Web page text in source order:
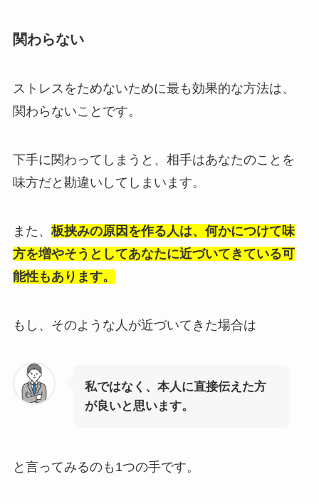
関わらない
ストレスをためないために最も効果的な方法は、
関わらないことです。
下手に関わってしまうと、相手はあなたのことを
味方だと勘違いしてしまいます。
また、 板挟みの原因を作る人は、何かにつけて味
方を増やそうとしてあなたに近づいてきている可
能性もあります。
もし、そのような人が近づいてきた場合は
私ではなく、本人に直接伝えた方
が良いと思います。
と言ってみるのも1つの手です。